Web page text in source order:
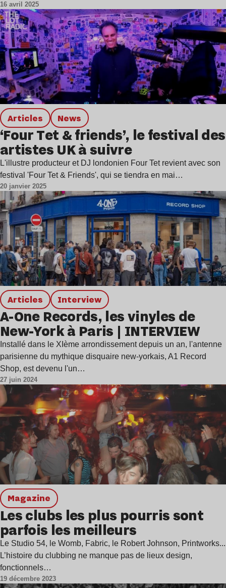
16 avril 2025
Articles news
‘Four Tet & friends’, le festival des
artistes UK à suivre
L'illustre producteur et DJ londonien Four Tet revient avec son
festival 'Four Tet & Friends', qui se tiendra en mai…
20 janvier 2025
Articles interview
A-One Records, les vinyles de
New-York à Paris | INTERVIEW
Installé dans le XIème arrondissement depuis un an, l'antenne
parisienne du mythique disquaire new-yorkais, A1 Record
Shop, est devenu l'un…
27 juin 2024
magazine
Les clubs les plus pourris sont
parfois les meilleurs
Le Studio 54, le Womb, Fabric, le Robert Johnson, Printworks...
L’histoire du clubbing ne manque pas de lieux design,
fonctionnels…
19 décembre 2023